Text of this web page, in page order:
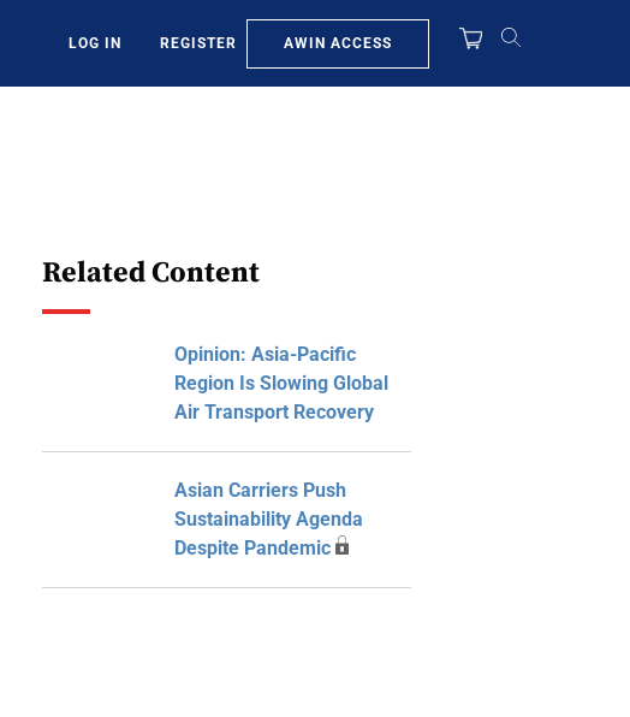
LOG IN REGISTER AWIN ACCESS
Related Content
Opinion: Asia-Pacific
Region Is Slowing Global
Air Transport Recovery
Asian Carriers Push
Sustainability Agenda
Despite Pandemic